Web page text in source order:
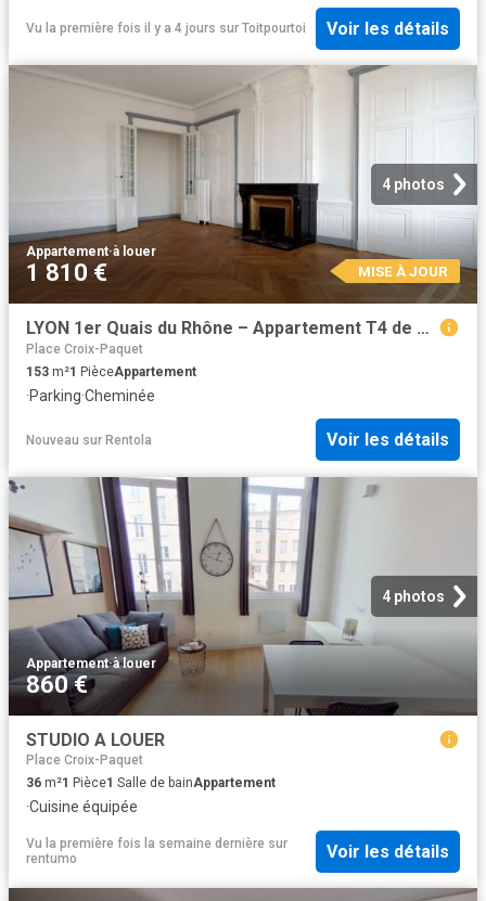
Vu la première fois il y a 4 jours sur Toitpourtoi Voir les détails
4 photos
Appartement·à louer
1 810 € MISE À JOUR
LYON 1er Quais du Rhône – Appartement T4 de 153 m² sans vis à vis avec garage
Place Croix-Paquet
153 m²1 PièceAppartement
·Parking·Cheminée
Nouveau sur Rentola Voir les détails
4 photos
Appartement·à louer
860 €
STUDIO A LOUER
Place Croix-Paquet
36 m²1 Pièce1 Salle de bainAppartement
·Cuisine équipée
Vu la première fois la semaine dernière sur
rentumo
Voir les détails